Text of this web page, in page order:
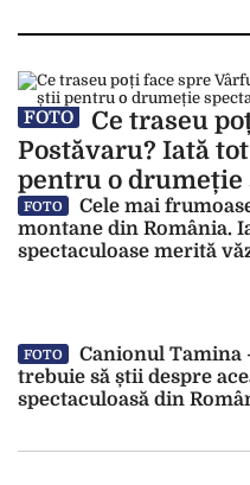
FOTO
Ce traseu
Postăvaru? Iată
pentru o drumeție
FOTO
Cele mai
montane din România.
spectaculoase merită
FOTO
Canionul Tamina
trebuie să știi despre
spectaculoasă din